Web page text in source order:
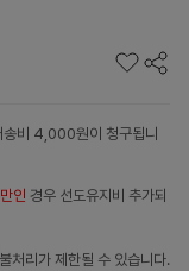
비 4,000원이 청구됩니
인 경우 선도유지비 추가되
처리가 제한될 수 있습니다.